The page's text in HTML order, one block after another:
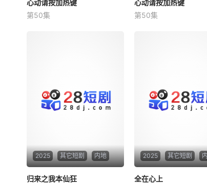
心动请按加热键
未知
心动请按加热键
第50集
心动请按加热键
未知
心动请按加热键
第50集
2025 其它短剧 内地
归来之我本仙狂
归来之我本仙狂
2025 其它短剧
全在心上
全在心上